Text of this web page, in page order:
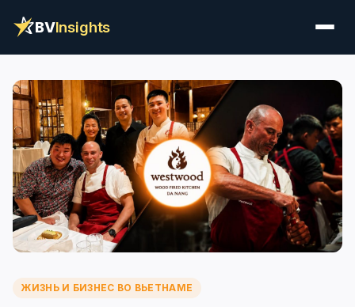
BVInsights
ЖИЗНЬ И БИЗНЕС ВО ВЬЕТНАМЕ